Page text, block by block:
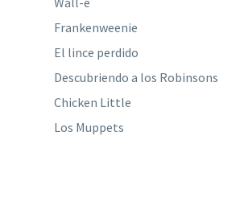
Frankenweenie
El lince perdido
Descubriendo a los Robinsons
Chicken Little
Los Muppets